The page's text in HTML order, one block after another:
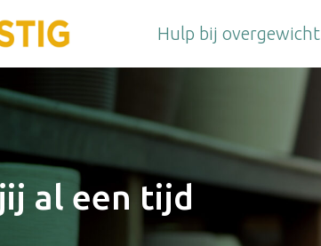
Hulp bij overgewicht
al een tijd